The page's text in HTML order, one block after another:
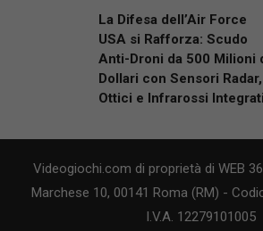
La Difesa dell’Air Force
USA si Rafforza: Scudo
Anti-Droni da 500 Milioni
Dollari con Sensori Radar,
Ottici e Infrarossi Integrati
Videogiochi.com di proprietà di WEB
Marchese 10, 00141 Roma (RM) -
I.V.A. 12279101005